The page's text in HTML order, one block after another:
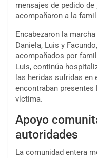
mensajes de pedido
acompañaron a la
Encabezaron la
Daniela, Luis y
acompañados por
Luis, continúa
las heridas sufridas en
encontraban
víctima.
Apoyo
autoridades
La comunidad entera